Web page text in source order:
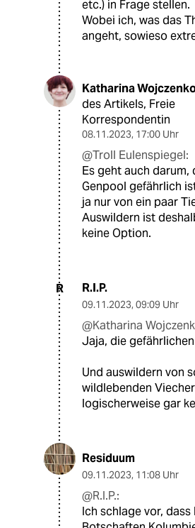
etc.) in Frage stellen.
Wobei ich, was das
angeht, sowieso
Katharina
des Artikels, Freie
Korrespondentin
08.11.2023, 17:00 Uhr
@Troll Eulenspiegel:
Es geht auch darum,
Genpool gefährlich
ja nur von ein paar
Auswildern ist
keine Option.
R R.I.P.
09.11.2023, 09:09 Uhr
@Katharina
Jaja, die
Und auswildern von
wildlebenden
logischerweise gar
Residuum
09.11.2023, 11:08 Uhr
@R.I.P.:
Ich schlage vor, dass